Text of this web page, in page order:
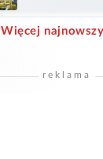
Więcej
reklama